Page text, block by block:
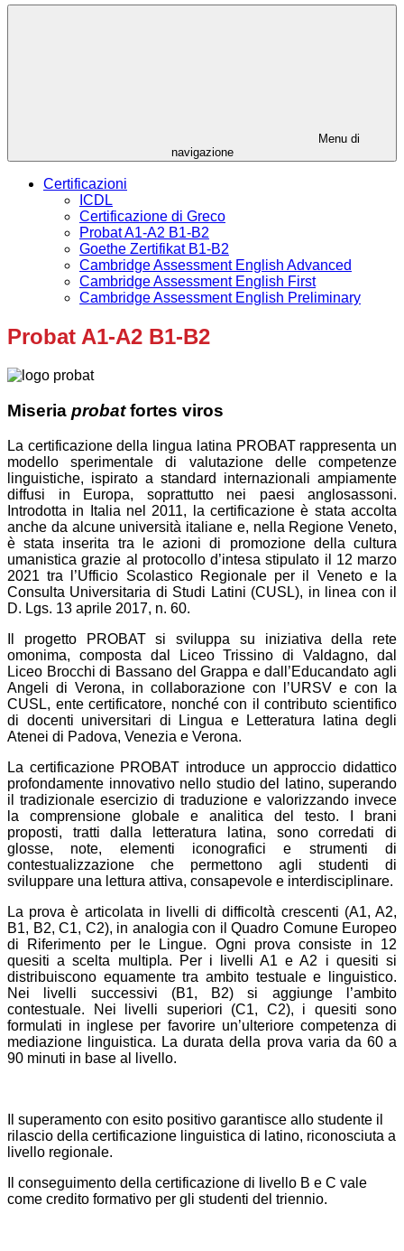
Menu di
navigazione
Certificazioni
ICDL
Certificazione di Greco
Probat A1-A2 B1-B2
Goethe Zertifikat B1-B2
Cambridge Assessment English Advanced
Cambridge Assessment English First
Cambridge Assessment English Preliminary
Probat A1-A2 B1-B2
Miseria probat fortes viros
La certificazione della lingua latina PROBATrappresenta un
modello sperimentale di valutazione delle competenze
linguistiche, ispirato a standard internazionali ampiamente
diffusi in Europa, soprattutto nei paesi anglosassoni.
Introdotta in Italia nel 2011, la certificazione è stata accolta
anche da alcune università italiane e, nella Regione Veneto,
è stata inserita tra le azioni di promozione della cultura
umanistica grazie al protocollo d’intesa stipulato il 12 marzo
2021 tra l’Ufficio Scolastico Regionale per il Veneto e la
Consulta Universitaria di Studi Latini (CUSL), in linea con il
D. Lgs. 13 aprile 2017, n. 60.
Il progetto
PROBATsi sviluppa su iniziativa della rete
omonima, composta dal Liceo Trissino di Valdagno, dal
Liceo Brocchi di Bassano del Grappa e dall’Educandato agli
Angeli di Verona, in collaborazione con l’URSV e con la
CUSL, ente certificatore, nonché con il contributo scientifico
di docenti universitari di Lingua e Letteratura latina degli
Atenei di Padova, Venezia e Verona.
La certificazione PROBAT introduce un approccio didattico
profondamente innovativo nello studio del latino, superando
il tradizionale esercizio di traduzione e valorizzando invece
la comprensione globale e analitica del testo. I brani
proposti, tratti dalla letteratura latina, sono corredati di
glosse, note, elementi iconografici e strumenti di
contestualizzazione che permettono agli studenti di
sviluppare una lettura attiva, consapevole e interdisciplinare.
La prova è articolata in livelli di difficoltà crescenti (A1, A2,
B1, B2, C1, C2), in analogia con il Quadro Comune Europeo
di Riferimento per le Lingue. Ogni prova consiste in 12
quesiti a scelta multipla. Per i livelli A1 e A2 i quesiti si
distribuiscono equamente tra ambito testuale e linguistico.
Nei livelli successivi (B1, B2) si aggiunge l’ambito
contestuale. Nei livelli superiori (C1, C2), i quesiti sono
formulati in inglese per favorire un’ulteriore competenza di
mediazione linguistica. La durata della prova varia da 60 a
90 minuti in base al livello.
Il superamento con esito positivo garantisce allo studente il
rilascio della certificazione linguistica di latino, riconosciuta a
livello regionale.
conseguimento della certificazione di livello B e C vale
come credito formativo per gli studenti del triennio.